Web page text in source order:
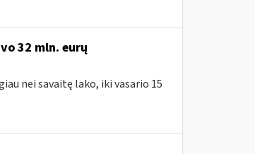
32 mln. eurų
nei savaitę lako, iki vasario 15